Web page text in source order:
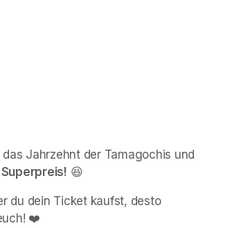
Jahrzehnt der Tamagochis und
Superpreis! 😆
du dein Ticket kaufst, desto
❤️